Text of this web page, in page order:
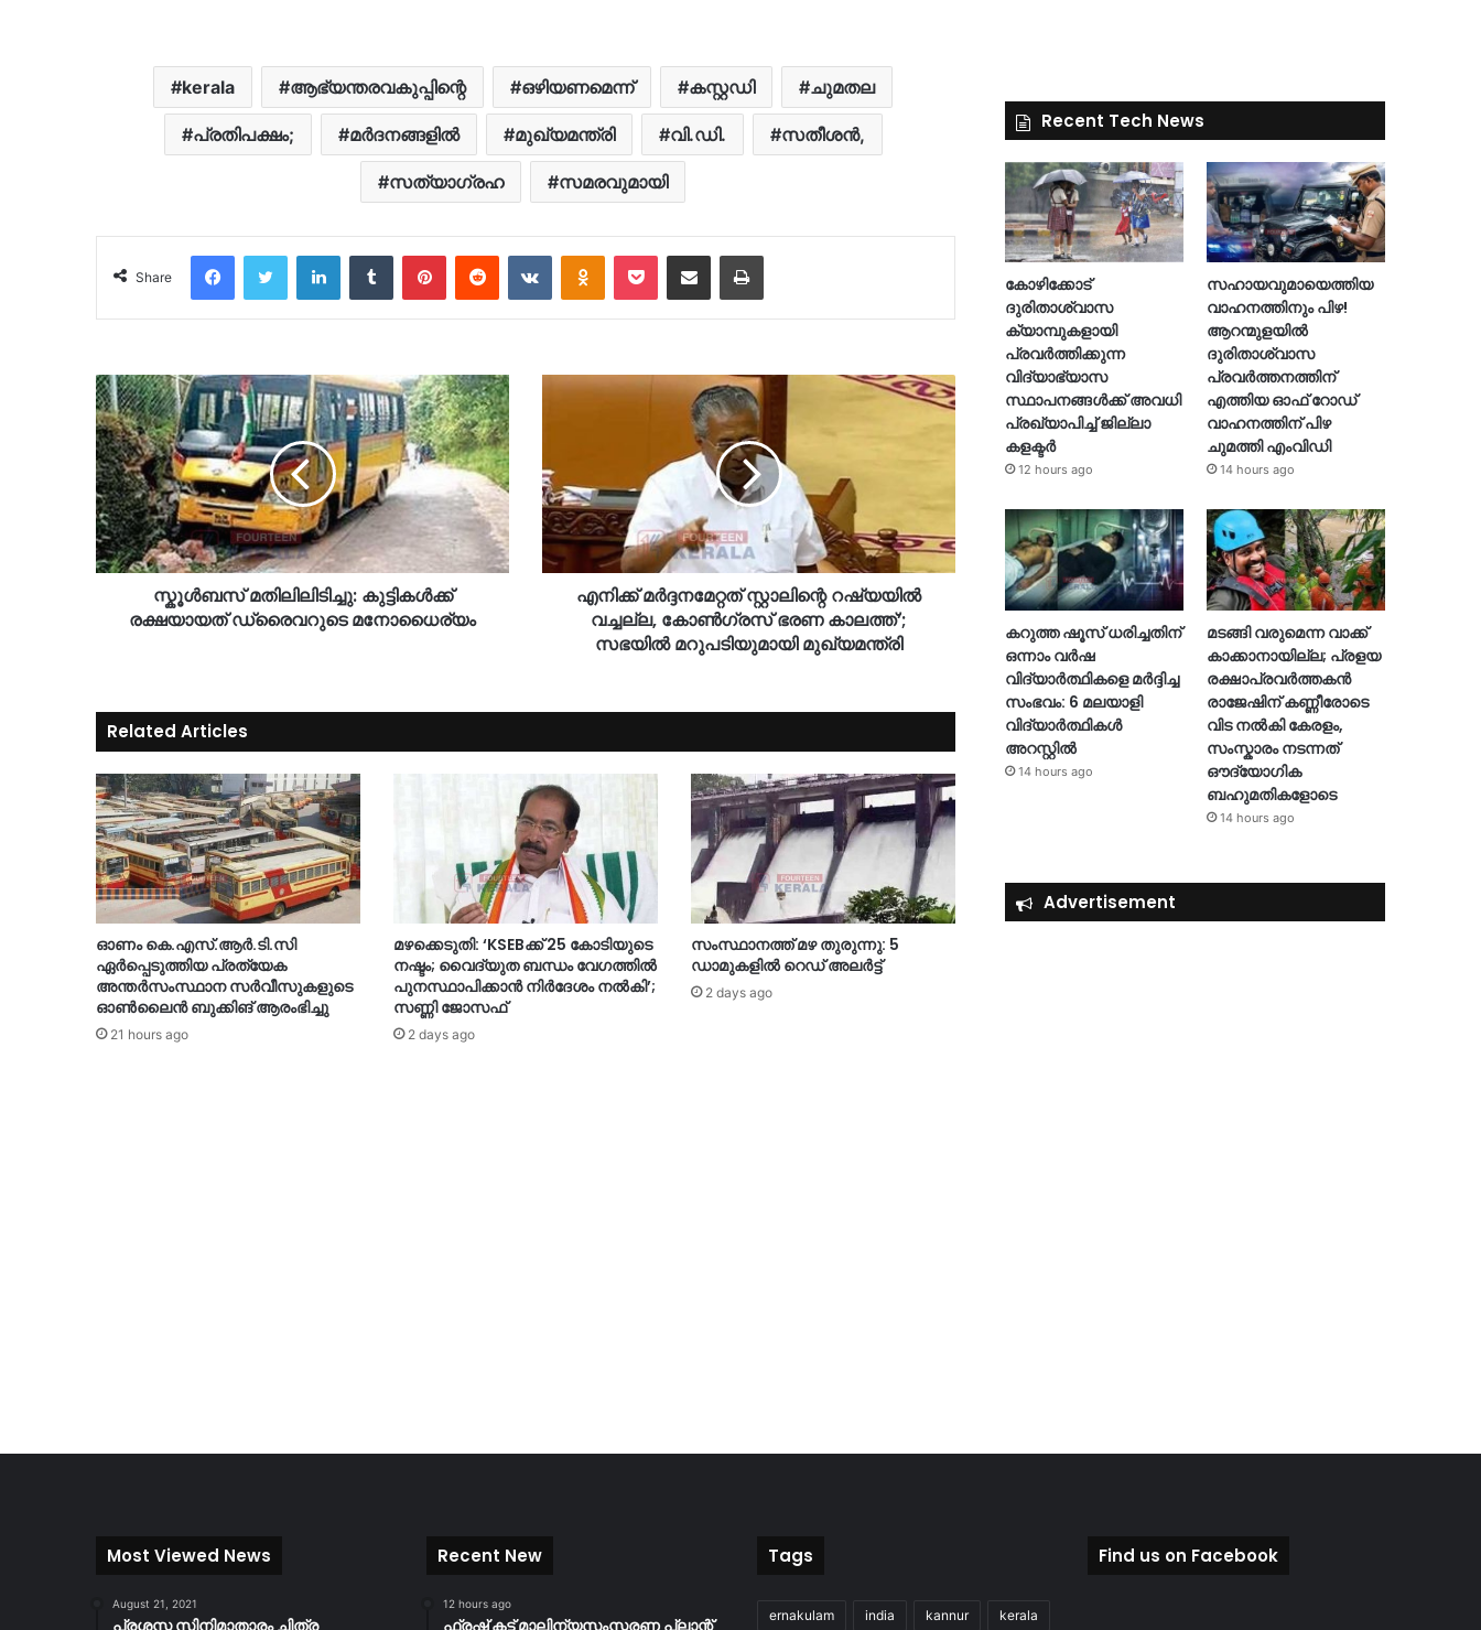
kerala ആഭ്യന്തരവകുപ്പിന്റെ ഒഴിയണമെന്ന് കസ്റ്റഡി ചുമതല
പ്രതിപക്ഷം; മർദനങ്ങളിൽ മുഖ്യമന്ത്രി വി.ഡി. സതീശൻ,
സത്യാഗ്രഹ സമരവുമായി
Share
FacebookTwitter LinkedInTumblr PinterestReddit VKontakteOdnoklassniki
Pocket Share via Email Print
സ്കൂൾബസ് മതിലിലിടിച്ചു: കുട്ടികൾക്ക്
രക്ഷയായത് ഡ്രൈവറുടെ മനോധൈര്യം
എനിക്ക് മർദ്ദനമേറ്റത് സ്റ്റാലിന്റെ റഷ്യയിൽ
വച്ചല്ല, കോൺഗ്രസ് ഭരണ കാലത്ത്’;
സഭയിൽ മറുപടിയുമായി മുഖ്യമന്ത്രി
Related Articles
ഓണം കെ.എസ്.ആർ.ടി.സി
ഏർപ്പെടുത്തിയ പ്രത്യേക
അന്തർസംസ്ഥാന സർവീസുകളുടെ
ഓൺലൈൻ ബുക്കിങ് ആരംഭിച്ചു
21 hours ago
മഴക്കെടുതി: ‘KSEBക്ക് 25 കോടിയുടെ
നഷ്ടം; വൈദ്യുത ബന്ധം വേഗത്തിൽ
പുനസ്ഥാപിക്കാൻ നിർ​ദേശം നൽകി’;
സണ്ണി ജോസഫ്
2 days ago
സംസ്ഥാനത്ത് മഴ തുരുന്നു: 5
ഡാമുകളിൽ റെഡ് അലർട്ട്
2 days ago
Recent Tech News
കോഴിക്കോട്
ദുരിതാശ്വാസ
ക്യാമ്പുകളായി
പ്രവര്‍ത്തിക്കുന്ന
വിദ്യാഭ്യാസ
സ്ഥാപനങ്ങള്‍ക്ക് അവധി
പ്രഖ്യാപിച്ച് ജില്ലാ
കളക്ടർ
12 hours ago
സഹായവുമായെത്തിയ
വാഹനത്തിനും പിഴ!
ആറന്മുളയില്‍
ദുരിതാശ്വാസ
പ്രവര്‍ത്തനത്തിന്
എത്തിയ ഓഫ് റോഡ്
വാഹനത്തിന് പിഴ
ചുമത്തി എംവിഡി
14 hours ago
കറുത്ത ഷൂസ് ധരിച്ചതിന്
ഒന്നാം വർഷ
വിദ്യാർത്ഥികളെ മർദ്ദിച്ച
സംഭവം: 6 മലയാളി
വിദ്യാർത്ഥികൾ
അറസ്റ്റിൽ
14 hours ago
മടങ്ങി വരുമെന്ന വാക്ക്
കാക്കാനായില്ല; പ്രളയ
രക്ഷാപ്രവർത്തകൻ
രാജേഷിന് കണ്ണീരോടെ
വിട നൽകി കേരളം,
സംസ്കാരം നടന്നത്
ഔദ്യോ​ഗിക
ബഹുമതികളോടെ
14 hours ago
Advertisement
Most Viewed News
August 21, 2021
പ്രശസ്ത സിനിമാതാരം ചിത്ര
Recent New
12 hours ago
ഫ്രഷ് കട്ട് മാലിന്യസംസ്കരണ പ്ലാന്റ്
Tags
ernakulam india kannur kerala
Find us on Facebook